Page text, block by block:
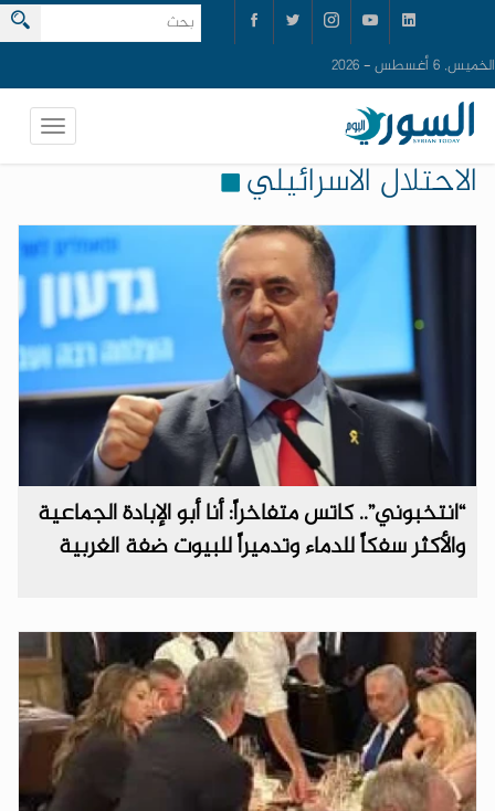
الخميس, 6 أغسطس - 2026
الاحتلال الاسرائيلي
“انتخبوني”.. كاتس متفاخراً: أنا أبو الإبادة الجماعية
والأكثر سفكاً للدماء وتدميراً للبيوت ضفة الغربية